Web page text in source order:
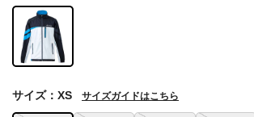
サイズ：XS サイズガイドはこちら